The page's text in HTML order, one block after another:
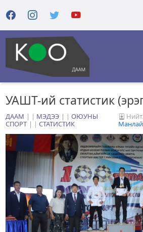
УАШТ-ий статистик
ДААМ | МЭДЭЭ | ОЮУНЫ
СПОРТ
| СТАТИСТИК